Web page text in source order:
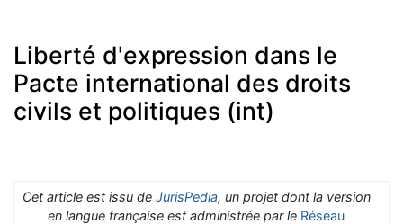
Liberté d'expression dans le
Pacte international des droits
civils et politiques (int)
Cet article est issu de JurisPedia, un projet dont la version
en langue française est administrée par le Réseau